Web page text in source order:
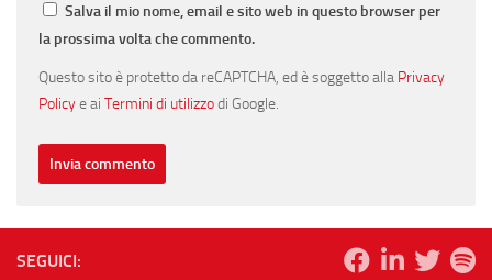
Salva il mio nome, email e sito web in questo browser per
la prossima volta che commento.
Questo sito è protetto da reCAPTCHA, ed è soggetto alla Privacy
Policye ai Termini di utilizzodi Google.
SEGUICI: